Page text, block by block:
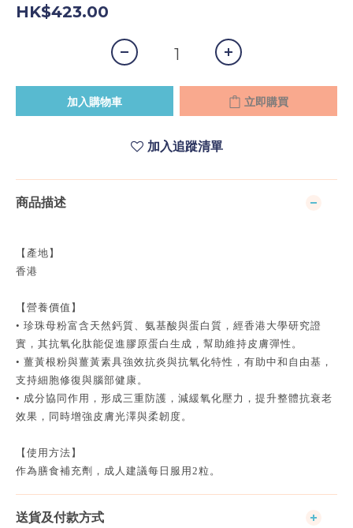
HK$423.00
加入購物車 立即購買
加入追蹤清單
商品描述
【產地】
香港
【營養價值】
• 珍珠母粉富含天然鈣質、氨基酸與蛋白質，經香港大學研究證
實，其抗氧化肽能促進膠原蛋白生成，幫助維持皮膚彈性。
• 薑黃根粉與薑黃素具強效抗炎與抗氧化特性，有助中和自由基，
支持細胞修復與腦部健康。
• 成分協同作用，形成三重防護，減緩氧化壓力，提升整體抗衰老
效果，同時增強皮膚光澤與柔韌度。
【使用方法】
作為膳食補充劑，成人建議每日服用2粒。
送貨及付款方式